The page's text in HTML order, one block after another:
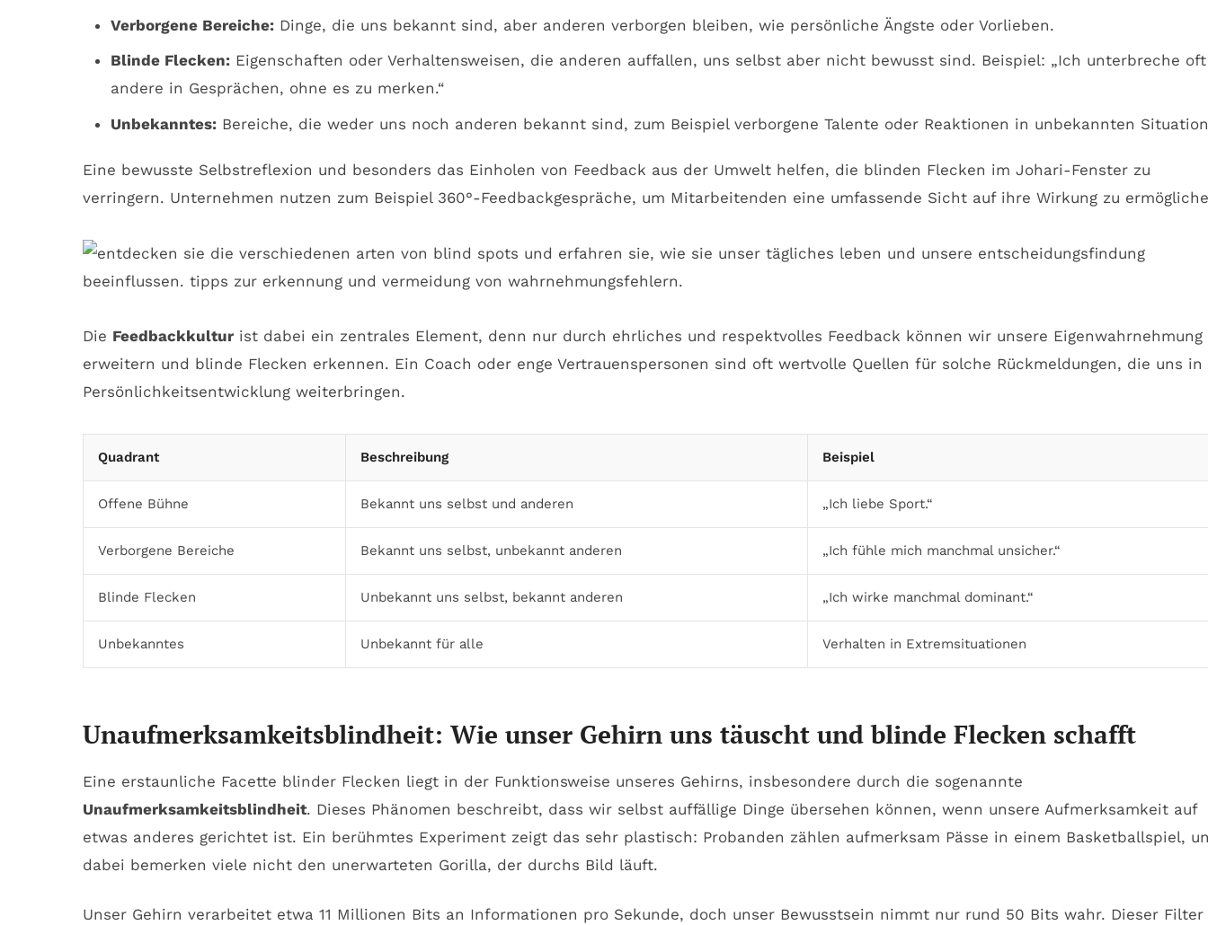
Verborgene Bereiche:Dinge, die uns bekannt sind, aber anderen verborgen bleiben, wie persönliche Ängste oder Vorlieben.
Blinde Flecken:Eigenschaften oder Verhaltensweisen, die anderen auffallen, uns selbst aber nicht bewusst sind. Beispiel: „Ich unterbreche oft
andere in Gesprächen, ohne es zu merken.“
Unbekanntes:Bereiche, die weder uns noch anderen bekannt sind, zum Beispiel verborgene Talente oder Reaktionen in unbekannten
Eine bewusste Selbstreflexion und besonders das Einholen von Feedback aus der Umwelt helfen, die blinden Flecken im Johari-Fenster zu
verringern. Unternehmen nutzen zum Beispiel 360°-Feedbackgespräche, um Mitarbeitenden eine umfassende Sicht auf ihre Wirkung zu
Die Feedbackkultur ist dabei ein zentrales Element, denn nur durch ehrliches und respektvolles Feedback können wir unsere Eigenwahrnehmung
erweitern und blinde Flecken erkennen. Ein Coach oder enge Vertrauenspersonen sind oft wertvolle Quellen für solche Rückmeldungen, die uns in
Persönlichkeitsentwicklung weiterbringen.
Quadrant Beschreibung Beispiel
Offene Bühne Bekannt uns selbst und anderen „Ich liebe Sport.“
Verborgene Bereiche Bekannt uns selbst, unbekannt anderen „Ich fühle mich manchmal unsicher.“
Blinde Flecken Unbekannt uns selbst, bekannt anderen „Ich wirke manchmal dominant.“
Unbekanntes Unbekannt für alle Verhalten in Extremsituationen
Unaufmerksamkeitsblindheit: Wie unser Gehirn uns täuscht und blinde Flecken schafft
Eine erstaunliche Facette blinder Flecken liegt in der Funktionsweise unseres Gehirns, insbesondere durch die sogenannte
Unaufmerksamkeitsblindheit. Dieses Phänomen beschreibt, dass wir selbst auffällige Dinge übersehen können, wenn unsere Aufmerksamkeit auf
etwas anderes gerichtet ist. Ein berühmtes Experiment zeigt das sehr plastisch: Probanden zählen aufmerksam Pässe in einem Basketballspiel,
dabei bemerken viele nicht den unerwarteten Gorilla, der durchs Bild läuft.
Unser Gehirn verarbeitet etwa 11 Millionen Bits an Informationen pro Sekunde, doch unser Bewusstsein nimmt nur rund 50 Bits wahr. Dieser